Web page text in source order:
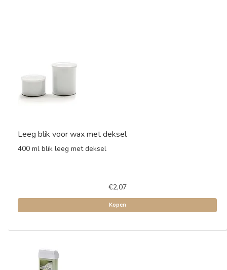
Leeg blik voor wax met deksel
400 ml blik leeg met deksel
€2,07
Kopen